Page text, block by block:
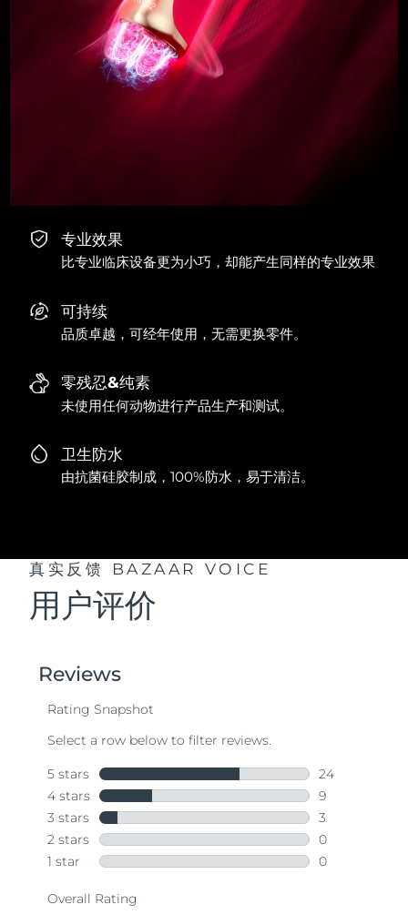
专业效果
比专业临床设备更为小巧，却能产生同样的专业效果
可持续
品质卓越，可经年使用，无需更换零件。
零残忍&纯素
未使用任何动物进行产品生产和测试。
卫生防水
由抗菌硅胶制成，100%防水，易于清洁。
真实反馈 BAZAAR VOICE
用户评价